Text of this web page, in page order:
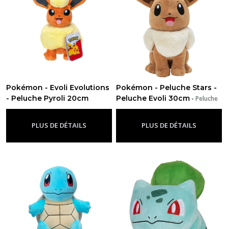
Pokémon - Evoli Evolutions
- Peluche Pyroli 20cm
-Peluche Pokémon
PLUS DE DÉTAILS
Pokémon - Peluche Stars -
Peluche Evoli 30cm -Peluche
Pokémon
PLUS DE DÉTAILS